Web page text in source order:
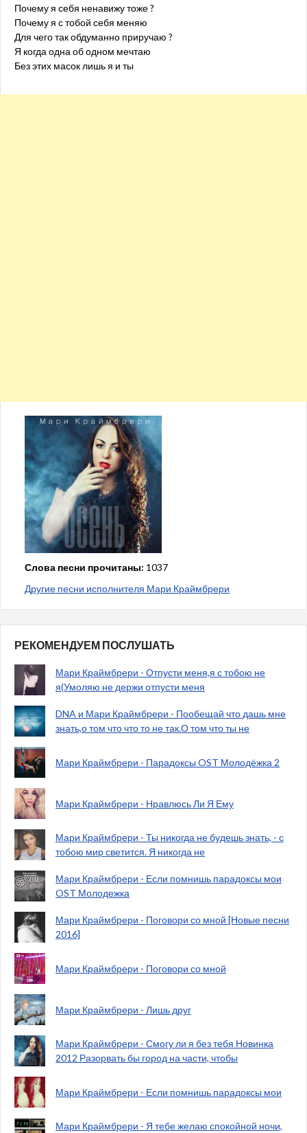
Почему я себя ненавижу тоже ?
Почему я с тобой себя меняю
Для чего так обдуманно приручаю ?
Я когда одна об одном мечтаю
Без этих масок лишь я и ты
Слова песни прочитаны: 1037
Другие песни исполнителя Мари Краймбрери
РЕКОМЕНДУЕМ ПОСЛУШАТЬ
Мари Краймбрери - Отпусти меня,я с тобою не
я(Умоляю не держи отпусти меня
DNA и Мари Краймбрери - Пообещай что дашь мне
знать,о том что что то не так.О том что ты не
Мари Краймбрери - Парадоксы OST Молодёжка 2
Мари Краймбрери - Нравлюсь Ли Я Ему
Мари Краймбрери - Ты никогда не будешь знать, - с
тобою мир светится. Я никогда не
Мари Краймбрери - Если помнишь парадоксы мои
OST Молодежка
Мари Краймбрери - Поговори со мной [Новые песни
2016]
Мари Краймбрери - Поговори со мной
Мари Краймбрери - Лишь друг
Мари Краймбрери - Смогу ли я без тебя Новинка
2012 Разорвать бы город на части, чтобы
Мари Краймбрери - Если помнишь парадоксы мои
Мари Краймбрери - Я тебе желаю спокойной ночи,